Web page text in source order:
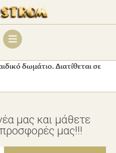
δωμάτιο. Διατίθεται σε
μας και μάθετε
μας!!!